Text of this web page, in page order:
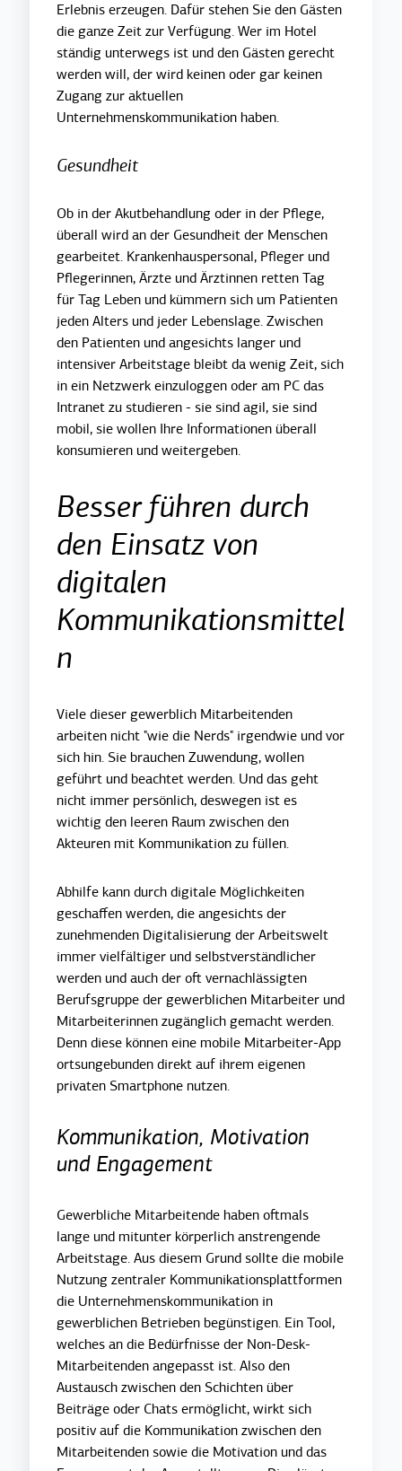
Erlebnis erzeugen. Dafür stehen Sie den Gästen
die ganze Zeit zur Verfügung. Wer im Hotel
ständig unterwegs ist und den Gästen gerecht
werden will, der wird keinen oder gar keinen
Zugang zur aktuellen
Unternehmenskommunikation haben.
Gesundheit
Ob in der Akutbehandlung oder in der Pflege,
überall wird an der Gesundheit der Menschen
gearbeitet. Krankenhauspersonal, Pfleger und
Pflegerinnen, Ärzte und Ärztinnen retten Tag
für Tag Leben und kümmern sich um Patienten
jeden Alters und jeder Lebenslage. Zwischen
den Patienten und angesichts langer und
intensiver Arbeitstage bleibt da wenig Zeit, sich
in ein Netzwerk einzuloggen oder am PC das
Intranet zu studieren - sie sind agil, sie sind
mobil, sie wollen Ihre Informationen überall
konsumieren und weitergeben.
Besser führen durch
den Einsatz von
digitalen
Kommunikationsmittel
n
Viele dieser gewerblich Mitarbeitenden
arbeiten nicht "wie die Nerds" irgendwie und vor
sich hin. Sie brauchen Zuwendung, wollen
geführt und beachtet werden. Und das geht
nicht immer persönlich, deswegen ist es
wichtig den leeren Raum zwischen den
Akteuren mit Kommunikation zu füllen.
Abhilfe kann durch digitale Möglichkeiten
geschaffen werden, die angesichts der
zunehmenden Digitalisierung der Arbeitswelt
immer vielfältiger und selbstverständlicher
werden und auch der oft vernachlässigten
Berufsgruppe der gewerblichen Mitarbeiter und
Mitarbeiterinnen zugänglich gemacht werden.
Denn diese können eine mobile Mitarbeiter-App
ortsungebunden direkt auf ihrem eigenen
privaten Smartphone nutzen.
Kommunikation, Motivation
und Engagement
Gewerbliche Mitarbeitende haben oftmals
lange und mitunter körperlich anstrengende
Arbeitstage. Aus diesem Grund sollte die mobile
Nutzung zentraler Kommunikationsplattformen
die Unternehmenskommunikation in
gewerblichen Betrieben begünstigen. Ein Tool,
welches an die Bedürfnisse der Non-Desk-
Mitarbeitenden angepasst ist. Also den
Austausch zwischen den Schichten über
Beiträge oder Chats ermöglicht, wirkt sich
positiv auf die Kommunikation zwischen den
Mitarbeitenden sowie die Motivation und das